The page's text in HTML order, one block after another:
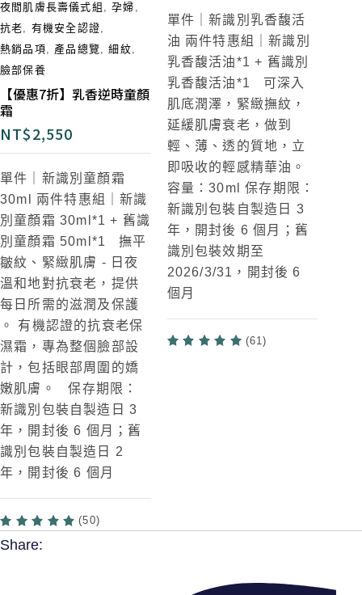
夜間肌膚長壽儀式組​ ,孕婦 ,
抗老, 有機安全認證,
熱銷品項, 產品總覽,細紋,
臉部保養
【優惠7折】乳香逆時童顏
霜
NT$2,550
單件｜新識別童顏霜
30ml
兩件特惠組｜新識
別童顏霜 30ml*1 + 舊識
別童顏霜 50ml*1
撫平
皺紋、緊緻肌膚 - 日夜
溫和地對抗衰老，提供
每日所需的滋潤及保護
。 有機認證的抗衰老保
濕霜，專為整個臉部設
計，包括眼部周圍的嬌
嫩肌膚。 保存期限：
新識別包裝自製造日 3
年，開封後 6 個月；舊
識別包裝自製造日 2
年，開封後 6 個月
(50)
單件｜新識別乳香馥活
油 兩件特惠組｜新識別
乳香馥活油*1 + 舊識別
乳香馥活油*1
可深入
肌底潤澤，緊緻撫紋，
延緩肌膚衰老，做到
輕、薄、透的質地，立
即吸收的輕感精華油。
容量：30ml 保存期限：
新識別包裝自製造日 3
年，開封後 6 個月；舊
識別包裝效期至
2026/3/31，開封後 6
個月
(61)
Share: